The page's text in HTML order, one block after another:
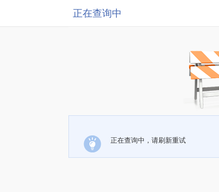
正在查询中
正在查询中，请刷新重试